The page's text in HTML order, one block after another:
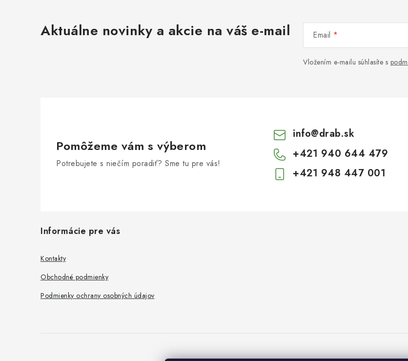
Aktuálne novinky a akcie na váš e-mail Email
Vložením e-mailu súhlasíte s
Pomôžeme vám s výberom
Potrebujete s niečím poradiť? Sme tu pre vás!
info@drab.sk
+421 940 644 479
+421 948 447 001
Informácie pre vás
Kontakty
Obchodné podmienky
Podmienky ochrany osobných údajov